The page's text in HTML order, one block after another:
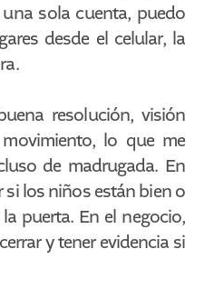
sola cuenta, puedo
desde el celular, la
resolución, visión
lo que me
de madrugada. En
si los niños están bien o
puerta. En el negocio,
y tener evidencia si